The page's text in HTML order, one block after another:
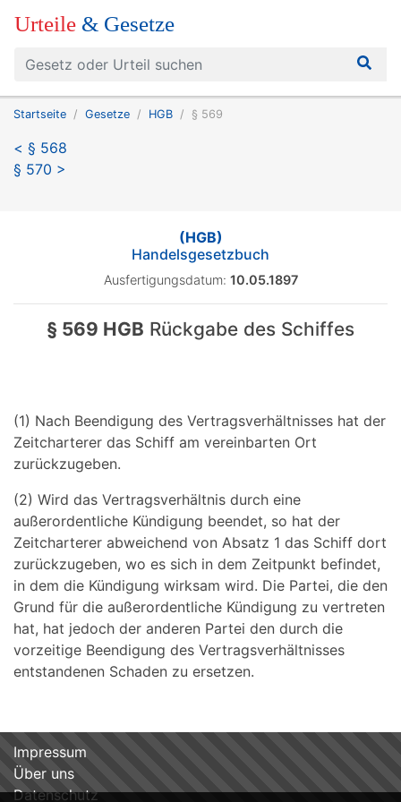
Urteile & Gesetze
Startseite Gesetze HGB § 569
< § 568
§ 570 >
(HGB)
Handelsgesetzbuch
Ausfertigungsdatum: 10.05.1897
§ 569 HGB Rückgabe des Schiffes
(1) Nach Beendigung des Vertragsverhältnisses hat der
Zeitcharterer das Schiff am vereinbarten Ort
zurückzugeben.
(2) Wird das Vertragsverhältnis durch eine
außerordentliche Kündigung beendet, so hat der
Zeitcharterer abweichend von Absatz 1 das Schiff dort
zurückzugeben, wo es sich in dem Zeitpunkt befindet,
in dem die Kündigung wirksam wird. Die Partei, die den
Grund für die außerordentliche Kündigung zu vertreten
hat, hat jedoch der anderen Partei den durch die
vorzeitige Beendigung des Vertragsverhältnisses
entstandenen Schaden zu ersetzen.
Impressum
Über uns
Datenschutz